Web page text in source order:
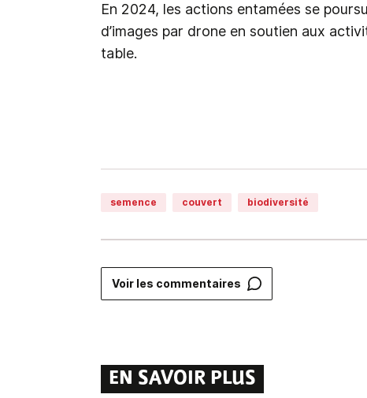
En 2024, les actions entamées se
d’images par drone en soutien aux
table.
semence couvert biodiversité
Voir les commentaires
EN SAVOIR PLUS